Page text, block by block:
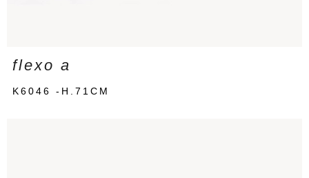
flexo a
K6046 -H.71CM